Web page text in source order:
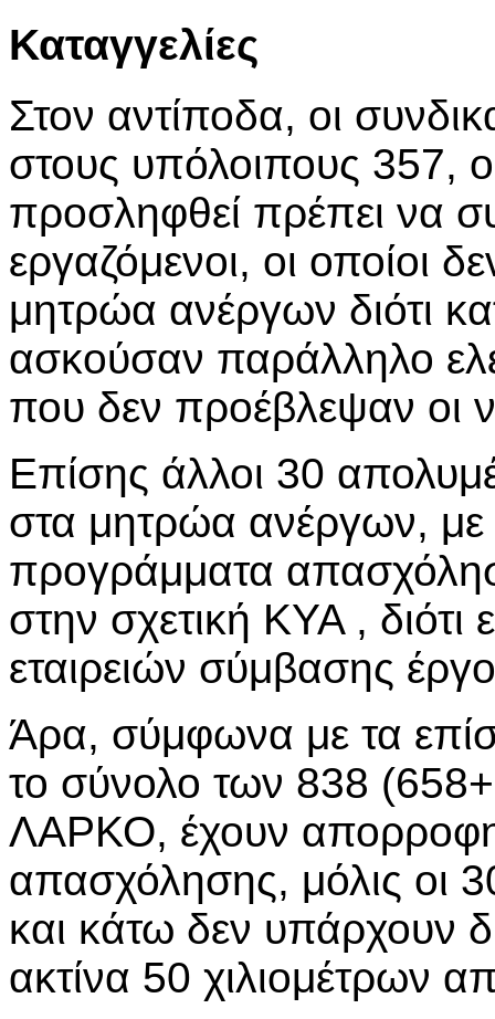
Καταγγελίες
Στον αντίποδα, οι
στους υπόλοιπους 357,
προσληφθεί πρέπει να
εργαζόμενοι, οι οποίοι
μητρώα ανέργων διότι
ασκούσαν παράλληλο
που δεν προέβλεψαν οι
Επίσης άλλοι 30
στα μητρώα ανέργων, με
προγράμματα
στην σχετική ΚΥΑ ,
εταιρειών σύμβασης
Άρα, σύμφωνα με τα
το σύνολο των 838
ΛΑΡΚΟ, έχουν
απασχόλησης, μόλις οι
και κάτω δεν υπάρχουν
ακτίνα 50 χιλιομέτρων